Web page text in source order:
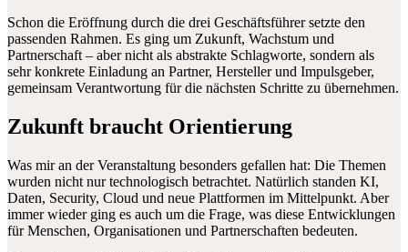
Schon die Eröffnung durch die drei Geschäftsführer setzte den
passenden Rahmen. Es ging um Zukunft, Wachstum und
Partnerschaft – aber nicht als abstrakte Schlagworte, sondern als
sehr konkrete Einladung an Partner, Hersteller und Impulsgeber,
gemeinsam Verantwortung für die nächsten Schritte zu übernehmen.
Zukunft braucht Orientierung
Was mir an der Veranstaltung besonders gefallen hat: Die Themen
wurden nicht nur technologisch betrachtet. Natürlich standen KI,
Daten, Security, Cloud und neue Plattformen im Mittelpunkt. Aber
immer wieder ging es auch um die Frage, was diese Entwicklungen
für Menschen, Organisationen und Partnerschaften bedeuten.